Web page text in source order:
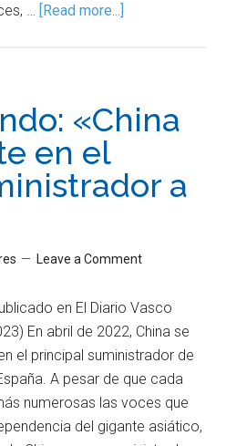
… [Read more...]
«China
en el
a
Leave a Comment
en El Diario Vasco
En abril de 2022, China se
el principal suministrador de
A pesar de que cada
numerosas las voces que
del gigante asiático,